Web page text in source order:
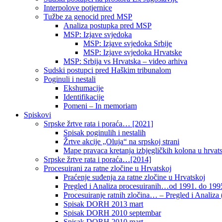
Interpolove potjernice
Tužbe za genocid pred MSP
Analiza postupka pred MSP
MSP: Izjave svjedoka
MSP: Izjave svjedoka Srbije
MSP: Izjave svjedoka Hrvatske
MSP: Srbija vs Hrvatska – video arhiva
Sudski postupci pred Haškim tribunalom
Poginuli i nestali
Ekshumacije
Identifikacije
Pomeni – In memoriam
Spiskovi
Srpske žrtve rata i poraća… [2021]
Spisak poginulih i nestalih
Žrtve akcije „Oluja“ na srpskoj strani
Mape pravaca kretanja izbjegličkih kolona u
Srpske žrtve rata i poraća…[2014]
Procesuirani za ratne zločine u Hrvatskoj
Praćenje suđenja za ratne zločine u Hrvatskoj
Pregled i Analiza procesuiranih…od 1991. do
Procesuiranje ratnih zločina… – Pregled i Analiza
Spisak DORH 2013 mart
Spisak DORH 2010 septembar